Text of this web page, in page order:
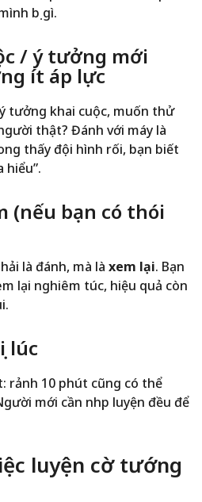
bị gì.
/ ý tưởng mới
ít áp lực
tưởng khai cuộc, muốn thử
thật? Đánh với máy là
thấy đội hình rối, bạn biết
hiểu”.
(nếu bạn có thói
là đánh, mà là xem lại. Bạn
lại nghiêm túc, hiệu quả còn
lúc
rảnh 10 phút cũng có thể
mới cần nhịp luyện đều để
luyện cờ tướng